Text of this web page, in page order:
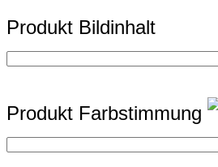
Produkt Bildinhalt
Produkt Farbstimmung